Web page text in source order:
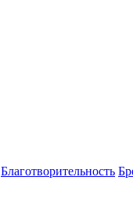
Благотворительность